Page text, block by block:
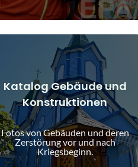
Katalog Gebäude und
Konstruktionen
Fotos von Gebäuden und deren
Zerstörung vor und nach
Kriegsbeginn.
Gebäude, Bauwerke, Objekte vor
und nach Kriegsbeginn
Details anzeigen